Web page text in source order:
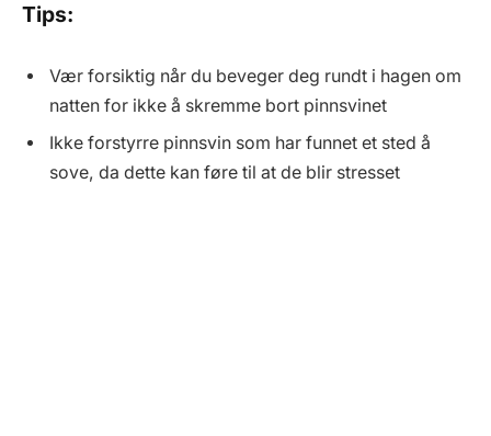
Tips:
Vær forsiktig når du beveger deg rundt i hagen om
natten for ikke å skremme bort pinnsvinet
Ikke forstyrre pinnsvin som har funnet et sted å
sove, da dette kan føre til at de blir stresset